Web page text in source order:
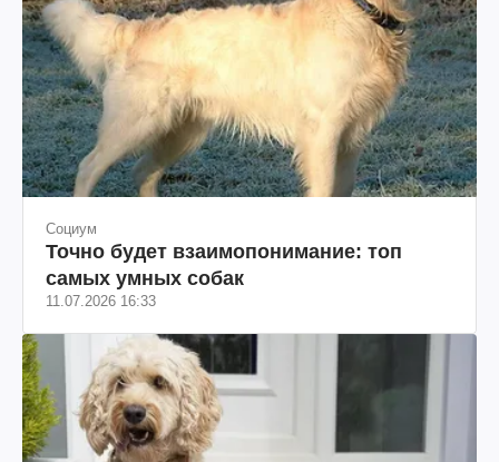
Социум
Точно будет взаимопонимание: топ
самых умных собак
11.07.2026 16:33